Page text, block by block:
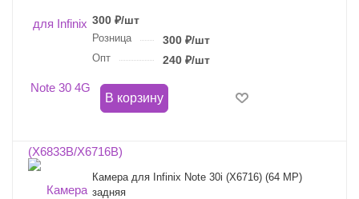
300 ₽/шт
Розница 300₽/шт
Опт 240₽/шт
В корзину
Камера для Infinix Note 30i (X6716) (64 MP)
задняя